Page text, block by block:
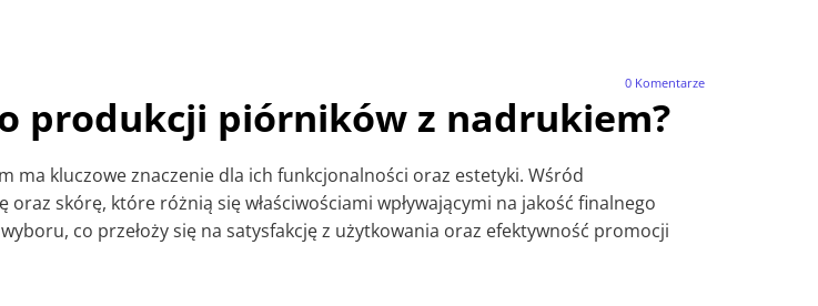
0 Komentarze
produkcji piórników z nadrukiem?
kluczowe znaczenie dla ich funkcjonalności oraz estetyki. Wśród
skórę, które różnią się właściwościami wpływającymi na jakość finalnego
co przełoży się na satysfakcję z użytkowania oraz efektywność promocji